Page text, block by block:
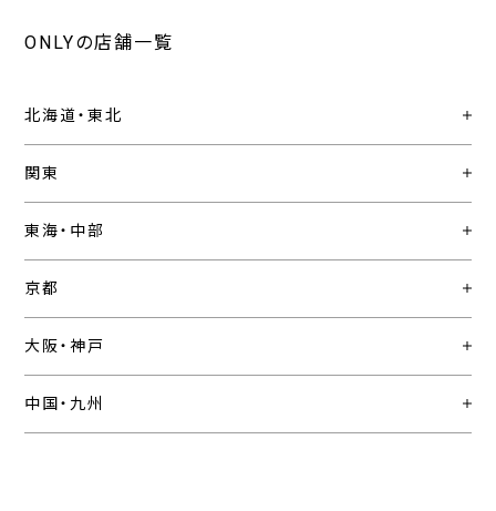
ONLYの店舗一覧
北海道・東北
関東
東海・中部
京都
大阪・神戸
中国・九州